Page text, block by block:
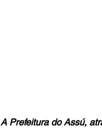
A Prefeitura do Assú,